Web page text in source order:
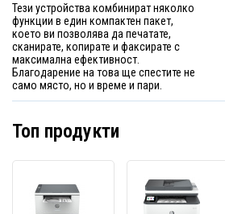
Тези устройства комбинират няколко
функции в един компактен пакет,
което ви позволява да печатате,
сканирате, копирате и факсирате с
максимална ефективност.
Благодарение на това ще спестите не
само място, но и време и пари.
Топ продукти
LaserJet